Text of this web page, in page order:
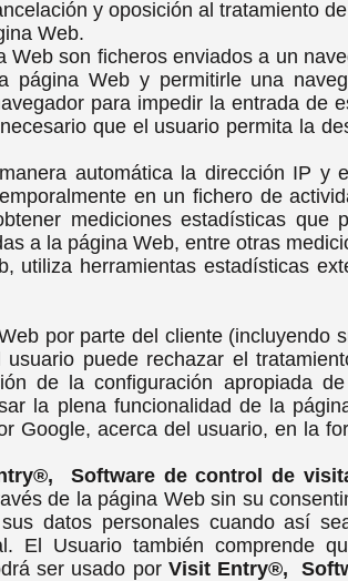
y oposición al tratamiento
Web.
son ficheros enviados a un
página Web y permitirle una
para impedir la entrada de
que el usuario permita la
automática la dirección IP y
en un fichero de
mediciones estadísticas que
a la página Web, entre otras
utiliza herramientas estadísticas
por parte del cliente (incluyendo
puede rechazar el
de la configuración apropiada
la plena funcionalidad de la
Google, acerca del usuario, en la
Software de control de
de la página Web sin su
datos personales cuando así
El Usuario también comprende
ser usado por Visit Entry®,